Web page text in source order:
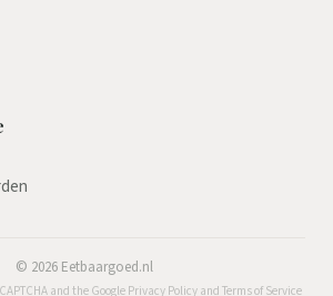
© 2026 Eetbaargoed.nl
and the Google Privacy Policy and Terms of Service